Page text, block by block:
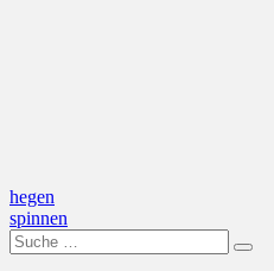
Beitragsnavigation
hegen
spinnen
Suche
nach: